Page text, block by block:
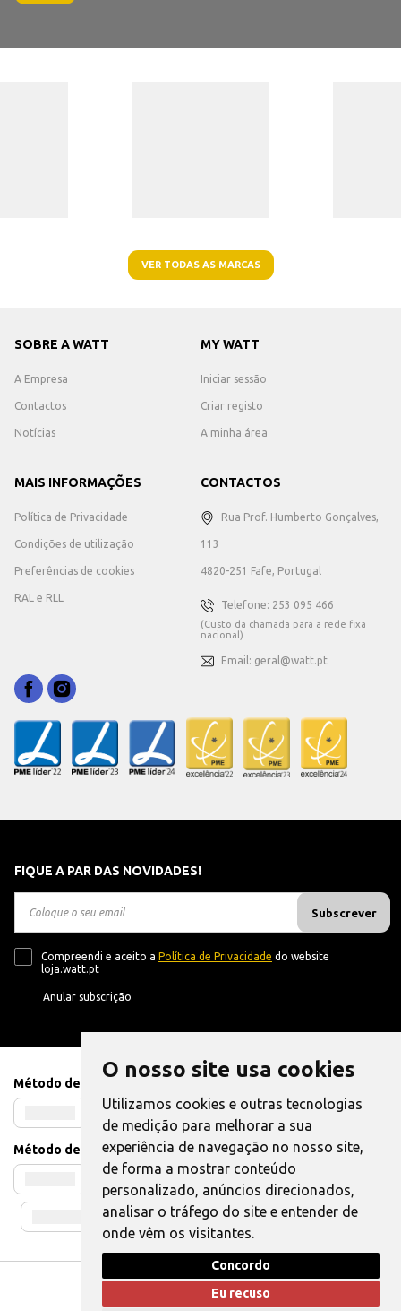
O nosso site usa cookies
Utilizamos cookies e outras tecnologias
de medição para melhorar a sua
experiência de navegação no nosso site,
de forma a mostrar conteúdo
personalizado, anúncios direcionados,
analisar o tráfego do site e entender de
onde vêm os visitantes.
Concordo
Eu recuso
VER TODAS AS MARCAS
SOBRE A WATT
A Empresa
Contactos
Notícias
MY WATT
Iniciar sessão
Criar registo
A minha área
MAIS INFORMAÇÕES
Política de Privacidade
Condições de utilização
Preferências de cookies
RAL e RLL
CONTACTOS
Rua Prof. Humberto Gonçalves,
113
4820-251 Fafe, Portugal
Telefone: 253 095 466
(Custo da chamada para a rede fixa
nacional)
Email: geral@watt.pt
FIQUE A PAR DAS NOVIDADES!
Subscrever
Compreendi e aceito a Política de Privacidade do website
loja.watt.pt
Anular subscrição
Método de Pagamento
Método de Envio
Livro de Reclamações | Também pode Elogiar
WATT © 2025. Todos os direitos reservados.